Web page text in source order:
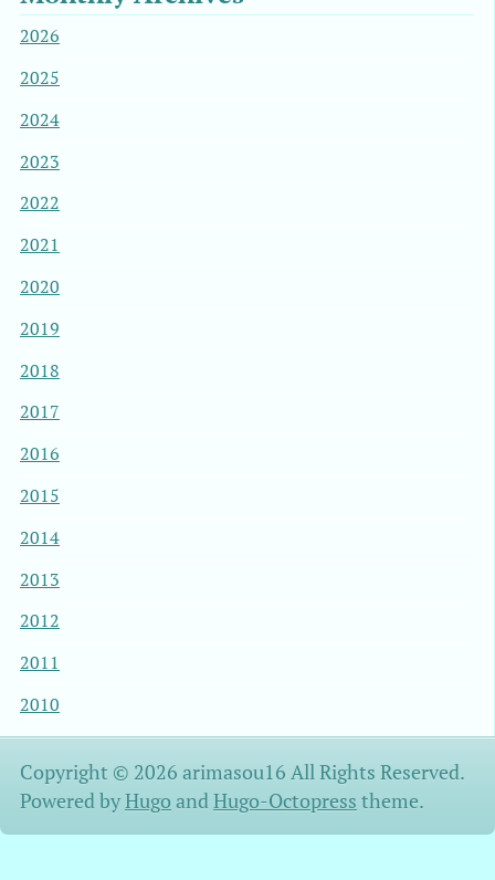
2026
2025
2024
2023
2022
2021
2020
2019
2018
2017
2016
2015
2014
2013
2012
2011
2010
Copyright © 2026 arimasou16 All Rights Reserved.
Powered byHugo and Hugo-Octopress theme.